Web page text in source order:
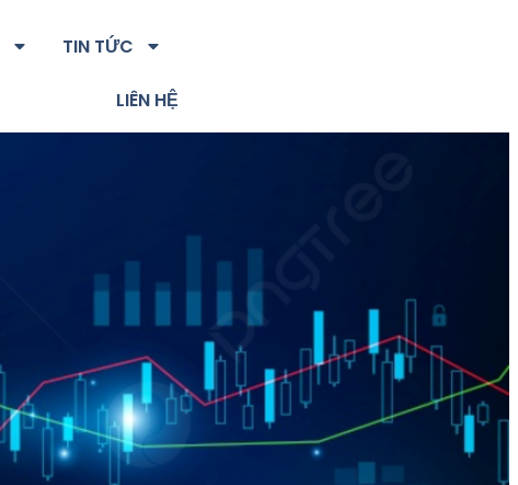
TIN TỨC
LIÊN HỆ